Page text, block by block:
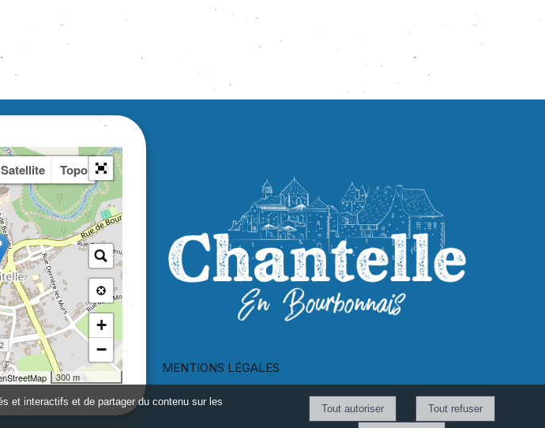
Satellite Topo
+
−
300 m
MENTIONS LÉGALES
et interactifs et de partager du contenu sur les